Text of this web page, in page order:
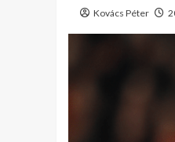
Kovács Péter